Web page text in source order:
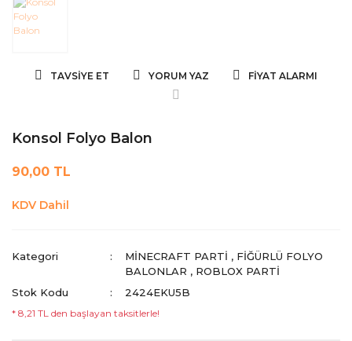
TAVSIYE ET YORUM YAZ FIYAT ALARMI
Konsol Folyo Balon
90,00 TL
KDV Dahil
Kategori MINECRAFT PARTI , FIĞÜRLÜ FOLYO
BALONLAR , ROBLOX PARTI
Stok Kodu
2424EKU5B
* 8,21 TL den başlayan taksitlerle!